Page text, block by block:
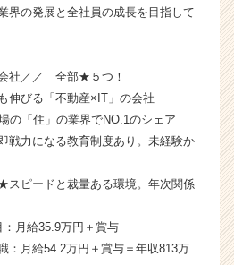
界の発展と全社員の成長を目指して
社／／ 全部★５つ！
びる「不動産×IT」の会社
「住」の業界でNO.1のシェア
力になる教育制度あり。未経験か
ピードと裁量ある環境。年次関係
：月給35.9万円＋賞与
万円＋賞与＝年収813万